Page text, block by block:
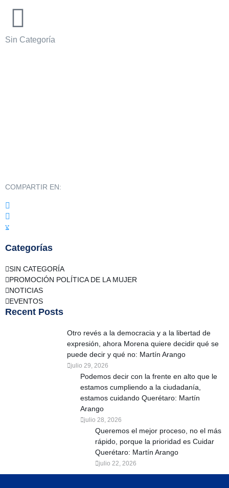
Sin Categoría
COMPARTIR EN:
Categorías
SIN CATEGORÍA
PROMOCIÓN POLÍTICA DE LA MUJER
NOTICIAS
EVENTOS
Recent Posts
Otro revés a la democracia y a la libertad de
expresión, ahora Morena quiere decidir qué se
puede decir y qué no: Martín Arango
julio 29, 2026
Podemos decir con la frente en alto que le
estamos cumpliendo a la ciudadanía,
estamos cuidando Querétaro: Martín
Arango
julio 28, 2026
Queremos el mejor proceso, no el más
rápido, porque la prioridad es Cuidar
Querétaro: Martín Arango
julio 22, 2026